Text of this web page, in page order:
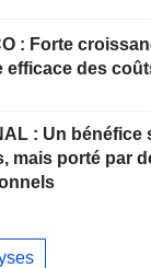
: Forte
efficace des
: Un
mais porté par